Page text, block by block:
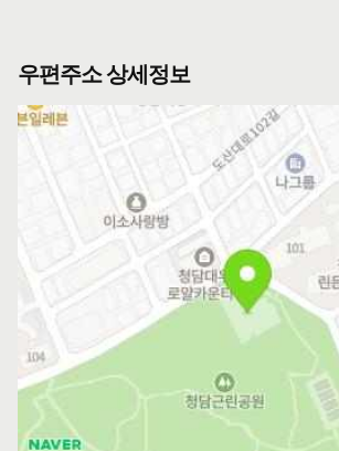
우편주소 상세정보